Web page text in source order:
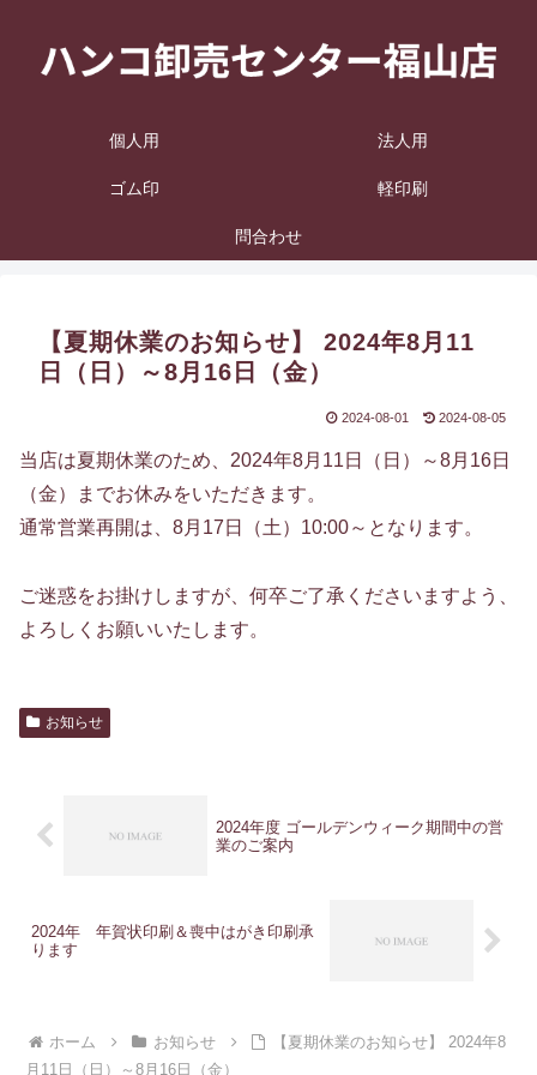
個人用 法人用
ゴム印 軽印刷
問合わせ
【夏期休業のお知らせ】 2024年8月11
日（日）～8月16日（金）
2024-08-01 2024-08-05
当店は夏期休業のため、2024年8月11日（日）～8月16日
（金）までお休みをいただきます。
通常営業再開は、8月17日（土）10:00～となります。
ご迷惑をお掛けしますが、何卒ご了承くださいますよう、
よろしくお願いいたします。
お知らせ
2024年度 ゴールデンウィーク期間中の営
業のご案内
2024年 年賀状印刷＆喪中はがき印刷承
ります
ホーム お知らせ
【夏期休業のお知らせ】 2024年8
月11日（日）～8月16日（金）